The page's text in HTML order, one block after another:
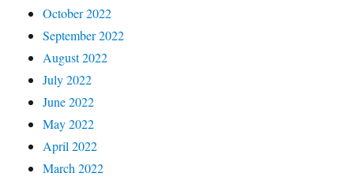
October 2022
September 2022
August 2022
July 2022
June 2022
May 2022
April 2022
March 2022